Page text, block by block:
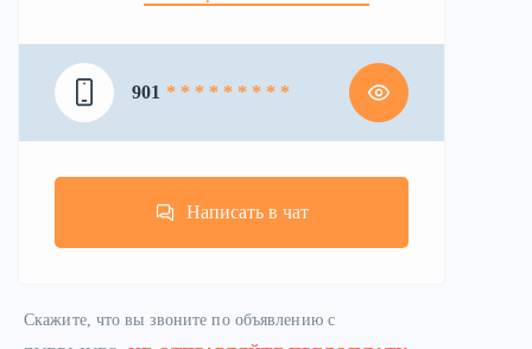
901 * * * * * * * * *
Написать в чат
Скажите, что вы звоните по объявлению с